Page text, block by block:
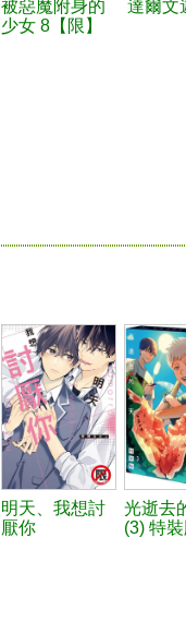
被惡魔附身的
少女 8【限】
達爾文
明天、我想討
厭你
光逝去
(3) 特